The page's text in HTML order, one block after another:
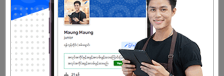
အကောင့်မရှိသေးဘူးလား?
နောက်ထပ်အလားတူအလုပ်များ